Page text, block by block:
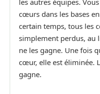
cœurs dans les bases
certain temps, tous les
simplement perdus, au
ne les gagne. Une fois
cœur, elle est éliminée.
gagne.